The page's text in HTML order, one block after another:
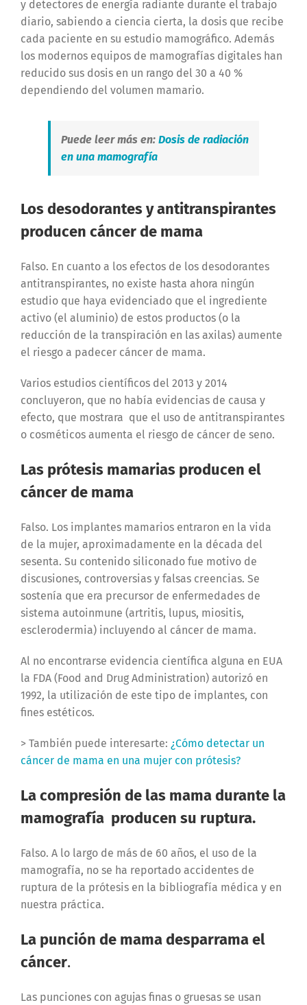
y detectores de energía radiante durante el trabajo
diario, sabiendo a ciencia cierta, la dosis que recibe
cada paciente en su estudio mamográfico. Además
los modernos equipos de mamografías digitales han
reducido sus dosis en un rango del 30 a 40 %
dependiendo del volumen mamario.
Puede leer más en: Dosis de radiación
en una mamografía
Los desodorantes y antitranspirantes
producen cáncer de mama
Falso. En cuanto a los efectos de los desodorantes
antitranspirantes, no existe hasta ahora ningún
estudio que haya evidenciado que el ingrediente
activo (el aluminio) de estos productos (o la
reducción de la transpiración en las axilas) aumente
el riesgo a padecer cáncer de mama.
Varios estudios científicos del 2013 y 2014
concluyeron, que no había evidencias de causa y
efecto, que mostrara que el uso de antitranspirantes
o cosméticos aumenta el riesgo de cáncer de seno.
Las prótesis mamarias producen el
cáncer de mama
Falso. Los implantes mamarios entraron en la vida
de la mujer, aproximadamente en la década del
sesenta. Su contenido siliconado fue motivo de
discusiones, controversias y falsas creencias. Se
sostenía que era precursor de enfermedades de
sistema autoinmune (artritis, lupus, miositis,
esclerodermia) incluyendo al cáncer de mama.
Al no encontrarse evidencia científica alguna en EUA
la FDA (Food and Drug Administration) autorizó en
1992, la utilización de este tipo de implantes, con
fines estéticos.
> También puede interesarte: ¿Cómo detectar un
cáncer de mama en una mujer con prótesis?
La compresión de las mama durante la
mamografía producen su ruptura.
Falso. A lo largo de más de 60 años, el uso de la
mamografía, no se ha reportado accidentes de
ruptura de la prótesis en la bibliografía médica y en
nuestra práctica.
La punción de mama desparrama el
cáncer.
Las punciones con agujas finas o gruesas se usan